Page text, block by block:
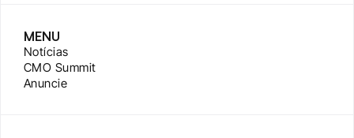
MENU
Notícias
CMO Summit
Anuncie